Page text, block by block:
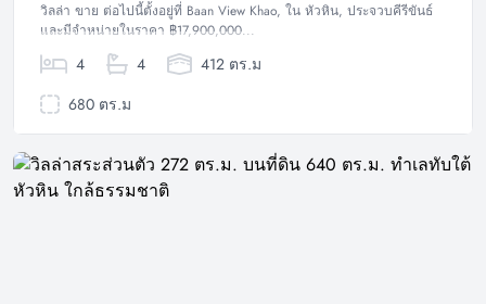
วิลล่า ขาย ต่อไปนี้ตั้งอยู่ที่ Baan View Khao, ใน หัวหิน, ประจวบคีรีขันธ์
และมีจำหน่ายในราคา ฿17,900,000...
4 4
412 ตร.ม
680 ตร.ม